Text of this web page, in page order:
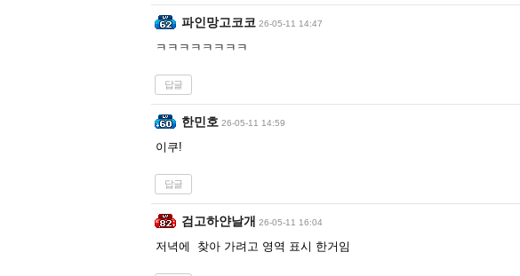
파인망고코코 26-05-11 14:47
ㅋㅋㅋㅋㅋㅋㅋㅋ
답글
한민호 26-05-11 14:59
이쿠!
답글
검고하얀날개 26-05-11 16:04
저녁에 찾아 가려고 영역 표시 한거임